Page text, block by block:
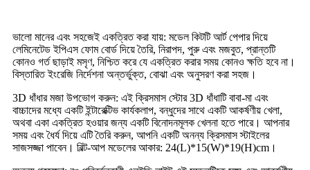
ভালো মানের এবং সহজেই একত্রিত করা যায়: মডেল কিটটি আর্ট পেপার দিয়ে
লেমিনেটেড ইপিএস ফোম বোর্ড দিয়ে তৈরি, নিরাপদ, পুরু এবং মজবুত, প্রান্তটি
কোনও গর্ত ছাড়াই মসৃণ, নিশ্চিত করে যে একত্রিত করার সময় কোনও ক্ষতি হবে না।
বিস্তারিত ইংরেজি নির্দেশনা অন্তর্ভুক্ত, বোঝা এবং অনুসরণ করা সহজ।
3D ধাঁধার মজা উপভোগ করুন: এই ক্রিসমাস স্টোর 3D ধাঁধাটি বাবা-মা এবং
বাচ্চাদের মধ্যে একটি ইন্টারেক্টিভ কার্যকলাপ, বন্ধুদের সাথে একটি আকর্ষণীয় খেলা,
অথবা একা একত্রিত হওয়ার জন্য একটি বিনোদনমূলক খেলনা হতে পারে। আপনার
সময় এবং ধৈর্য দিয়ে এটি তৈরি করুন, আপনি একটি অনন্য ক্রিসমাস স্টাইলের
সাজসজ্জা পাবেন। বিল্ট-আপ মডেলের আকার: 24(L)*15(W)*19(H)cm।